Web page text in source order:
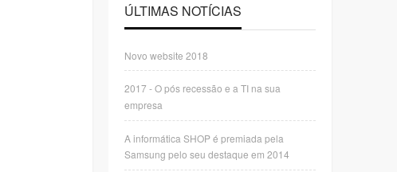
ÚLTIMAS NOTÍCIAS
Novo website 2018
2017 - O pós recessão e a TI na sua
empresa
A informática SHOP é premiada pela
Samsung pelo seu destaque em 2014